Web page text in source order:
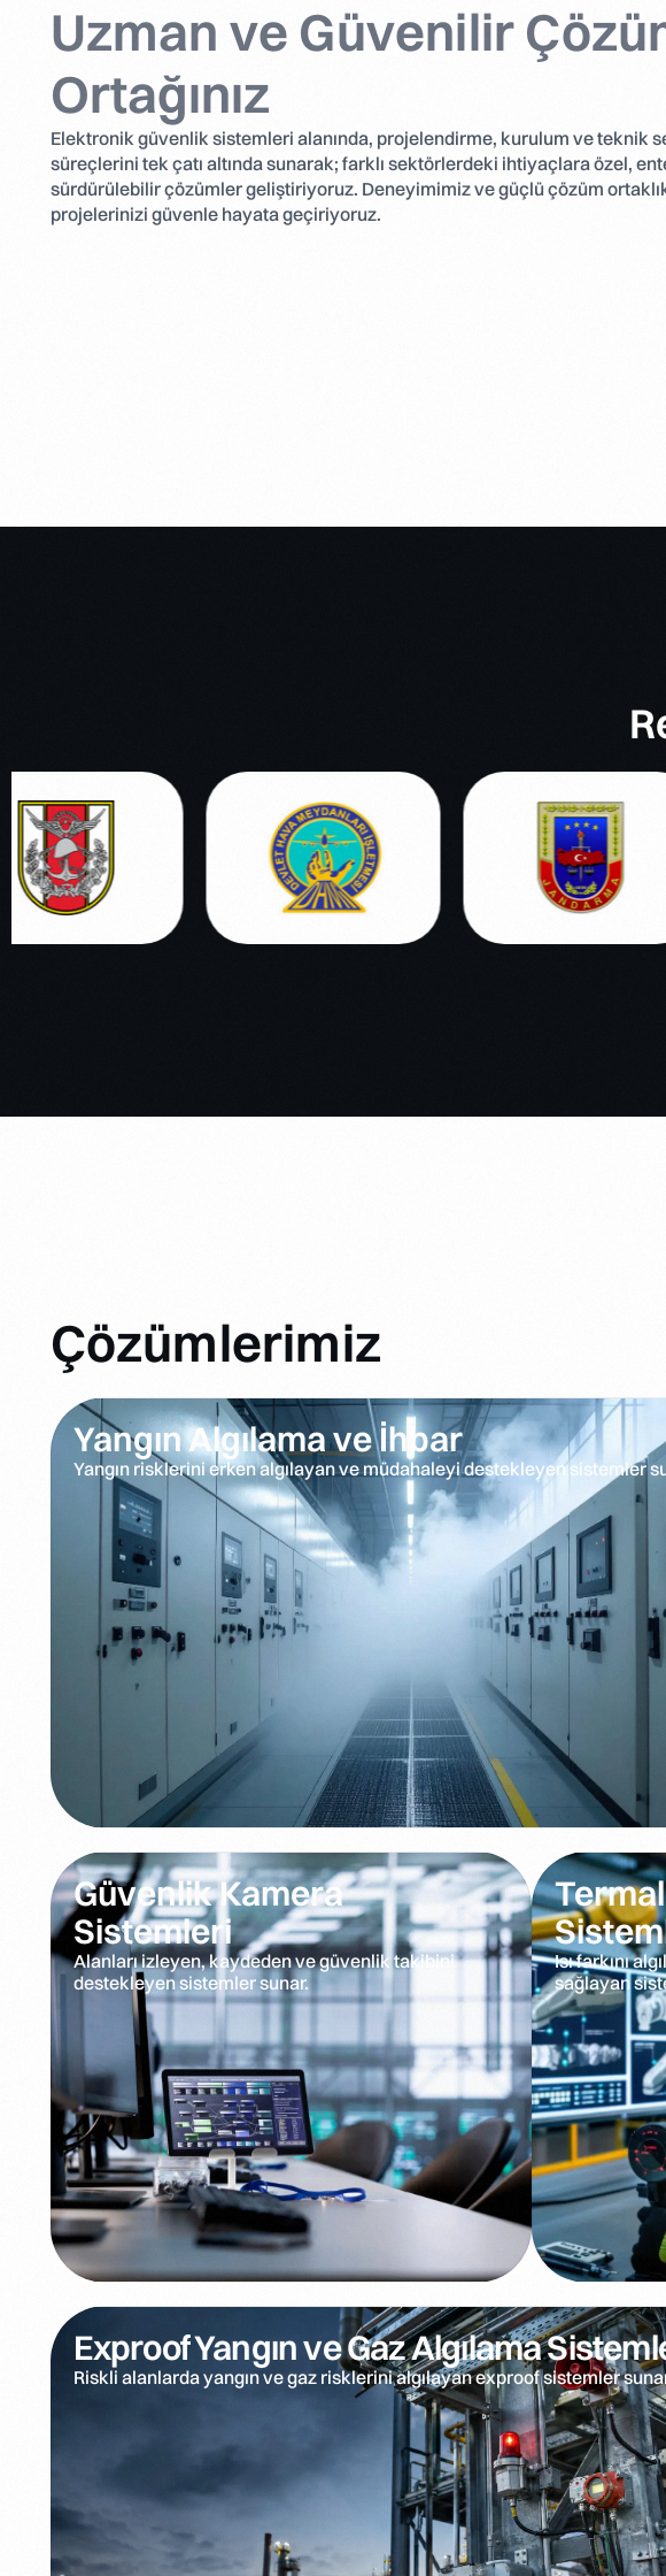
Uzman ve Güvenilir
Ortağınız
Elektronik güvenlik sistemleri alanında, projelendirme, kurulum ve teknik
süreçlerini tek çatı altında sunarak; farklı sektörlerdeki ihtiyaçlara özel,
sürdürülebilir çözümler geliştiriyoruz. Deneyimimiz ve güçlü çözüm
projelerinizi güvenle hayata geçiriyoruz.
Çözümlerimiz
Yangın Algılama ve İhbar
Yangın risklerini erken algılayan ve müdahaleyi destekleyen sistemler
Güvenlik Kamera
Sistemleri
Alanları izleyen, kaydeden ve güvenlik takibini
destekleyen sistemler sunar.
Termal
Isı farkını
sağlayan
Exproof Yangın ve Gaz Algılama
Riskli alanlarda yangın ve gaz risklerini algılayan exproof sistemler